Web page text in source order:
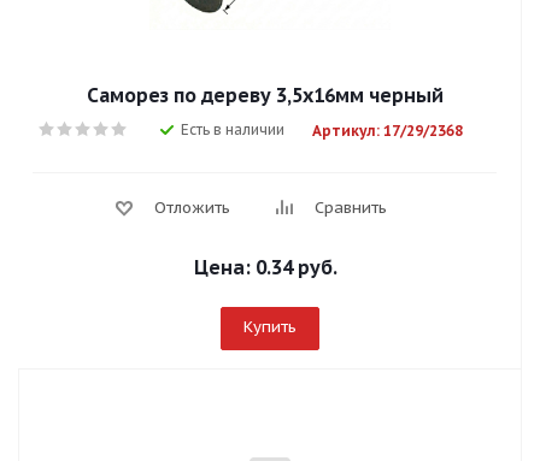
Саморез по дереву 3,5х16мм черный
Есть в наличии Артикул: 17/29/2368
Отложить Сравнить
Цена: 0.34 руб.
Купить